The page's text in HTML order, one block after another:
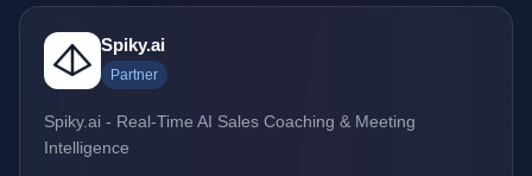
Spiky.ai
Partner
Spiky.ai - Real-Time AI Sales Coaching & Meeting
Intelligence